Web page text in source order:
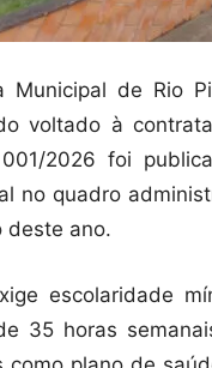
Municipal de Rio
voltado à
2026 foi
no quadro
deste ano.
escolaridade
35 horas